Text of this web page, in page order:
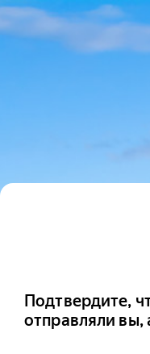
Подтвердите,
отправляли вы,